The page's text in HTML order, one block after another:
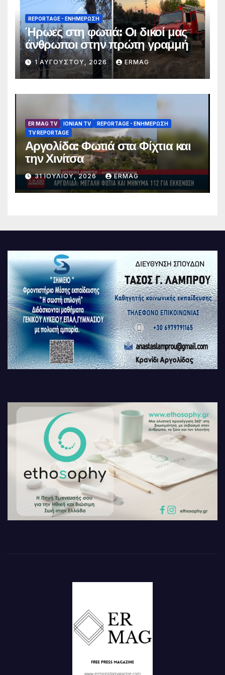
REPORTAGE - EΝΗΜΈΡΩΣΗ
Ήρωες στη φωτιά: Οι δικοί μας
άνθρωποι στην πρώτη γραμμή
1 ΑΥΓΟΎΣΤΟΥ, 2026 ERMAG
ER MAG TV IONIAN TV
REPORTAGE - EΝΗΜΈΡΩΣΗ
TV REPORTAGE
Αργολίδα: Φωτιά στα Φίχτια και
την Χινίτσα
31 ΙΟΥΛΊΟΥ, 2026 ERMAG